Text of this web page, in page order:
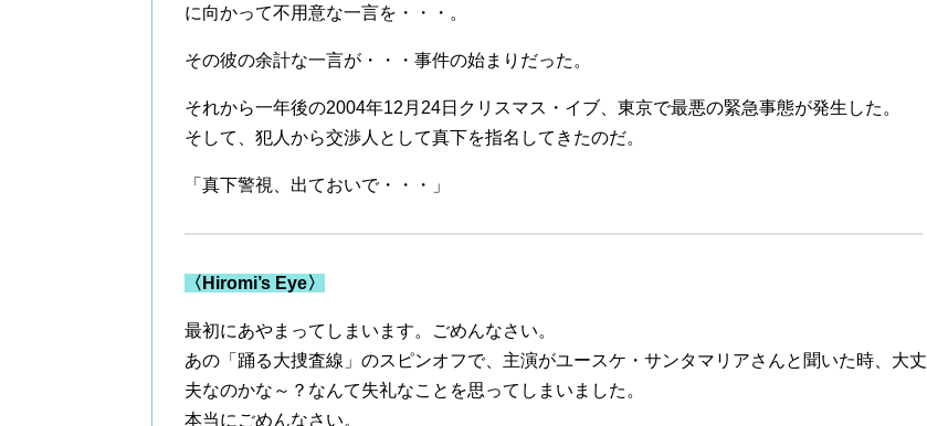
に向かって不用意な一言を・・・。
その彼の余計な一言が・・・事件の始まりだった。
それから一年後の2004年12月24日クリスマス・イブ、東京で最悪の緊急事態が発生した。
そして、犯人から交渉人として真下を指名してきたのだ。
「真下警視、出ておいで・・・」
〈Hiromi’s Eye〉
最初にあやまってしまいます。ごめんなさい。
あの「踊る大捜査線」のスピンオフで、主演がユースケ・サンタマリアさんと聞いた時、大丈
夫なのかな～？なんて失礼なことを思ってしまいました。
本当にごめんなさい。